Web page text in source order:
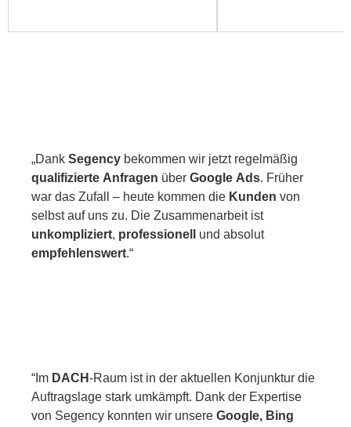
„Dank Segency bekommen wir jetzt regelmäßig
qualifizierte Anfragen über Google Ads. Früher
war das Zufall – heute kommen die Kunden von
selbst auf uns zu. Die Zusammenarbeit ist
unkompliziert, professionell
und absolut
empfehlenswert.“
“Im DACH-Raum ist in der aktuellen Konjunktur die
Auftragslage stark umkämpft. Dank der Expertise
von Segency konnten wir unsere Google, Bing